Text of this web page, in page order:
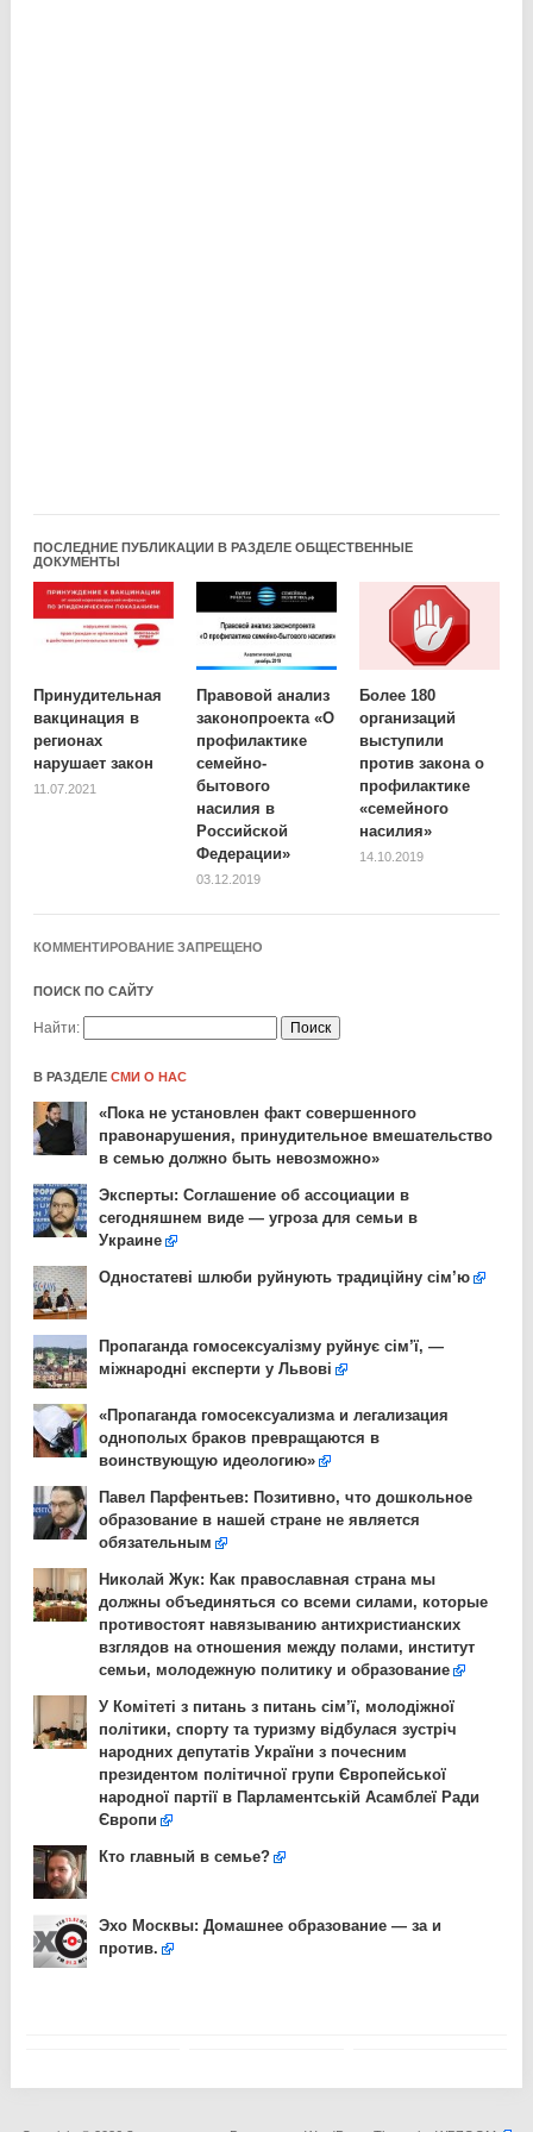
ПОСЛЕДНИЕ ПУБЛИКАЦИИ В РАЗДЕЛЕ ОБЩЕСТВЕННЫЕ
ДОКУМЕНТЫ
Принудительная
вакцинация в
регионах
нарушает закон
11.07.2021
Правовой анализ
законопроекта «О
профилактике
семейно-
бытового
насилия в
Российской
Федерации»
03.12.2019
Более 180
организаций
выступили
против закона о
профилактике
«семейного
насилия»
14.10.2019
КОММЕНТИРОВАНИЕ ЗАПРЕЩЕНО
ПОИСК ПО САЙТУ
Найти:
В РАЗДЕЛЕ СМИ О НАС
«Пока не установлен факт совершенного
правонарушения, принудительное вмешательство
в семью должно быть невозможно»
Эксперты: Соглашение об ассоциации в
сегодняшнем виде — угроза для семьи в
Украине
Одностатеві шлюби руйнують традиційну сім’ю
Пропаганда гомосексуалізму руйнує сім’ї, —
міжнародні експерти у Львові
«Пропаганда гомосексуализма и легализация
однополых браков превращаются в
воинствующую идеологию»
Павел Парфентьев: Позитивно, что дошкольное
образование в нашей стране не является
обязательным
Николай Жук: Как православная страна мы
должны объединяться со всеми силами, которые
противостоят навязыванию антихристианских
взглядов на отношения между полами, институт
семьи, молодежную политику и образование
У Комітеті з питань з питань сім’ї, молодіжної
політики, спорту та туризму відбулася зустріч
народних депутатів України з почесним
президентом політичної групи Європейської
народної партії в Парламентській Асамблеї Ради
Європи
Кто главный в семье?
Эхо Москвы: Домашнее образование — за и
против.